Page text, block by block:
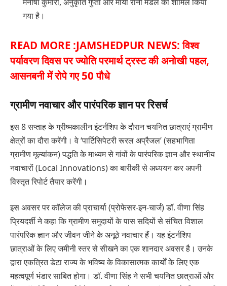
गया है।
READ MORE :JAMSHEDPUR NEWS: विश्व
पर्यावरण दिवस पर ज्योति परमार्थ ट्रस्ट की अनोखी पहल,
आसनबनी में रोपे गए 50 पौधे
ग्रामीण नवाचार और पारंपरिक ज्ञान पर रिसर्च
इस 8 सप्ताह के ग्रीष्मकालीन इंटर्नशिप के दौरान चयनित छात्राएं ग्रामीण
क्षेत्रों का दौरा करेंगी। वे ‘पार्टिसिपेटरी रूरल अप्रैजल’ (सहभागिता
ग्रामीण मूल्यांकन) पद्धति के माध्यम से गांवों के पारंपरिक ज्ञान और स्थानीय
नवाचारों (Local Innovations) का बारीकी से अध्ययन कर अपनी
विस्तृत रिपोर्ट तैयार करेंगी।
इस अवसर पर कॉलेज की प्राचार्या (प्रोफेसर-इन-चार्ज) डॉ. वीणा सिंह
प्रियदर्शी ने कहा कि ग्रामीण समुदायों के पास सदियों से संचित विशाल
पारंपरिक ज्ञान और जीवन जीने के अनूठे नवाचार हैं। यह इंटर्नशिप
छात्राओं के लिए जमीनी स्तर से सीखने का एक शानदार अवसर है। उनके
द्वारा एकत्रित डेटा राज्य के भविष्य के विकासात्मक कार्यों के लिए एक
महत्वपूर्ण भंडार साबित होगा। डॉ. वीणा सिंह ने सभी चयनित छात्राओं और